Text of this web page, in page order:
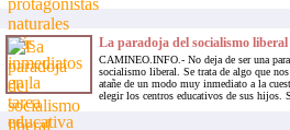
La paradoja del socialismo liberal
CAMINEO.INFO.- No deja de ser una
socialismo liberal. Se trata de algo que nos
atañe de un modo muy inmediato a la
elegir los centros educativos de sus hijos.